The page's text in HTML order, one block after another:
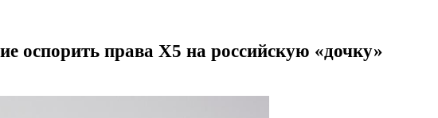
оспорить права X5 на российскую «дочку»